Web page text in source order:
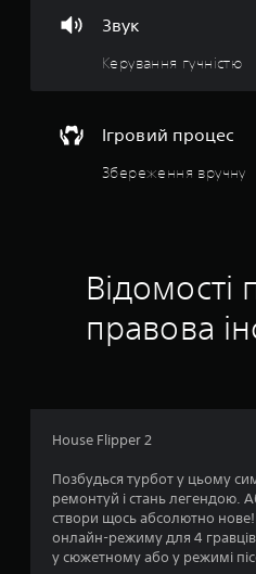
Звук
Керування гучністю
Ігровий процес
Збереження вручну
Відомості
правова
House Flipper 2
Позбудься турбот у цьому
ремонтуй і стань легендою.
створи щось абсолютно
онлайн-режиму для 4
у сюжетному або у режимі